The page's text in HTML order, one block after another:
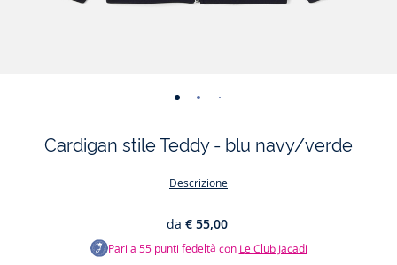
-
01 02 03 04
Cardigan stile Teddy - blu navy/verde
Descrizione
da € 55,00
Pari a 55punti fedeltà con Le Club Jacadi